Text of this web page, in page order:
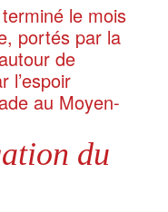
le mois
portés par la
de
l’espoir
au Moyen-
du